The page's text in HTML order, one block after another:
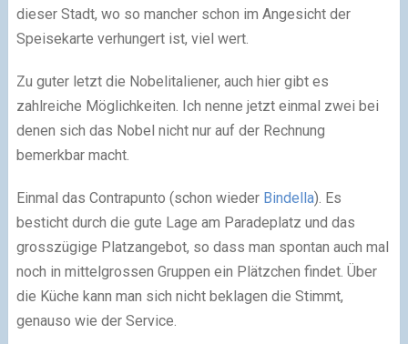
dieser Stadt, wo so mancher schon im Angesicht der
Speisekarte verhungert ist, viel wert.
Zu guter letzt die Nobelitaliener, auch hier gibt es
zahlreiche Möglichkeiten. Ich nenne jetzt einmal zwei bei
denen sich das Nobel nicht nur auf der Rechnung
bemerkbar macht.
Einmal das Contrapunto (schon wieder Bindella). Es
besticht durch die gute Lage am Paradeplatz und das
grosszügige Platzangebot, so dass man spontan auch mal
noch in mittelgrossen Gruppen ein Plätzchen findet. Über
die Küche kann man sich nicht beklagen die Stimmt,
genauso wie der Service.